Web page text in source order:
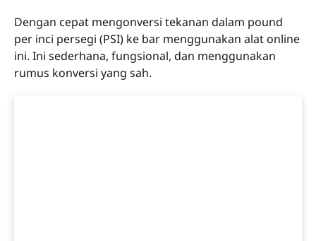
Dengan cepat mengonversi tekanan dalam pound
per inci persegi (PSI) ke bar menggunakan alat online
ini. Ini sederhana, fungsional, dan menggunakan
rumus konversi yang sah.